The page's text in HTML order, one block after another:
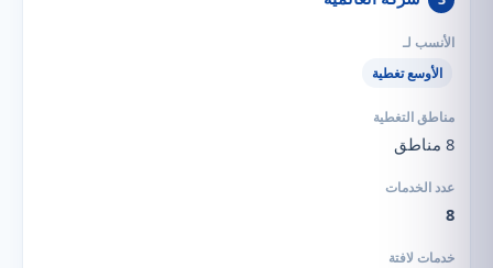
الأوسع تغطية
8 مناطق
8